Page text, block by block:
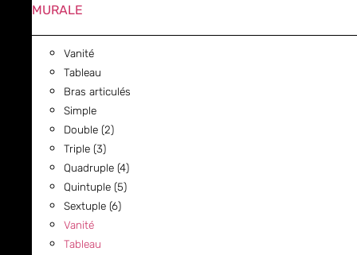
MURALE
Vanité
Tableau
Bras articulés
Simple
Double (2)
Triple (3)
Quadruple (4)
Quintuple (5)
Sextuple (6)
Vanité
Tableau